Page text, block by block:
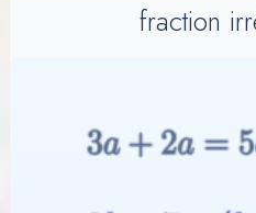
fraction